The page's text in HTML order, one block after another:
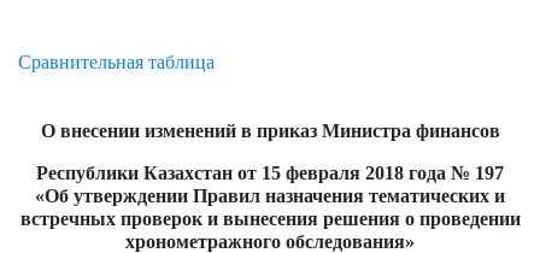
Сравнительная таблица
О внесении изменений в приказ Министра финансов
Республики Казахстан от 15 февраля 2018 года № 197
«Об утверждении Правил назначения тематических и
встречных проверок и вынесения решения о проведении
хронометражного обследования»